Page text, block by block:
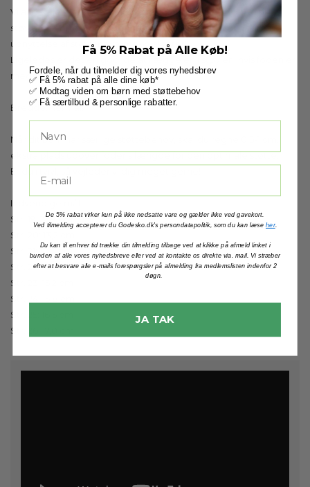
Vi anbefaler at bruge membran-egnetimprægneringtil
støvlen før brug - og løbende gennem vinteren for optimal
udnyttelse af støvlens varme-kvaliteter!
Ligeledes er det en god idé at ilægge en i støvlen, hvis foden er
meget smal eller lav over vristen.
Bredde: normal.
Når dit barn har særlige støttebehov, skal du regne 0,5-1 cm.
ekstra plads udover fodens længde for den optimale støtte.
Er du i tvivl, så vejleder vi dig meget gerne!
Indvendige mål:
Str. 19: 12,8 cm
Str. 20: 13,2 cm
Str. 21: 14,0 cm
Str. 22: 14,6 cm
Str. 23: 15,2 cm
Str. 24: 15,8 cm
Str. 25: 16,5 cm
Str. 26: 17,0 cm
Få 5% Rabat på Alle Køb!
Fordele, når du tilmelder dig vores nyhedsbrev
✅ Få 5% rabat på alle dine køb*
✅ Modtag viden om børn med støttebehov
✅ Få særtilbud & personlige rabatter.
De 5% rabat virker kun på ikke nedsatte vare og gælder ikke ved gavekort.
Ved tilmelding accepterer du Godesko.dk's persondatapolitik, som du kan læseher.
Du kan til enhver tid trække din tilmelding tilbage ved at klikke på afmeld linket i
bunden af alle vores nyhedsbreve eller ved at kontakte os direkte via. mail. Vi stræber
efter at besvare alle e-mails forespørgsler på afmelding fra medlemslisten indenfor 2
døgn.
JA TAK